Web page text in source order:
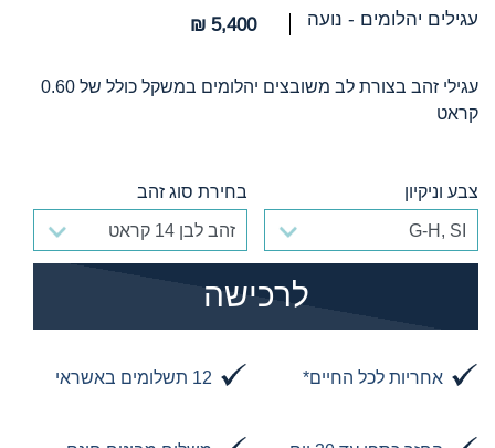
עגילים יהלומים - נועה 5,400 ₪
עגילי זהב בצורת לב משובצים יהלומים במשקל כולל של 0.60
קראט
צבע וניקיון
צבע וניקיון
בחירת סוג זהב
בחירת סוג זהב
לרכישה
אחריות לכל החיים* 12 תשלומים באשראי